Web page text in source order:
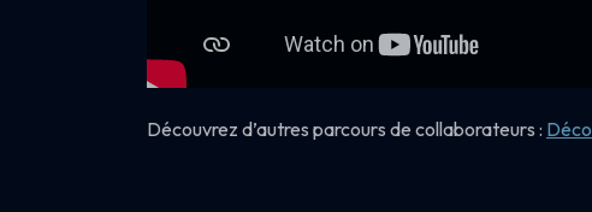
Découvrez d’autres parcours de collaborateurs :